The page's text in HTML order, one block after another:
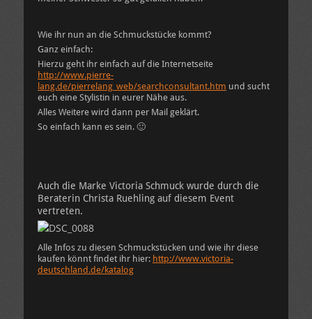
Wie ihr nun an die Schmuckstücke kommt?
Ganz einfach:
Hierzu geht ihr einfach auf die Internetseite
http://www.pierre-
lang.de/pierrelang_web/searchconsultant.htm und sucht
euch eine Stylistin in eurer Nähe aus.
Alles Weitere wird dann per Mail geklärt.
So einfach kann es sein. 🙂
Auch die Marke Victoria Schmuck wurde durch die
Beraterin Christa Ruehling auf diesem Event
vertreten.
Alle Infos zu diesen Schmuckstücken und wie ihr diese
kaufen könnt findet ihr hier: http://www.victoria-
deutschland.de/katalog